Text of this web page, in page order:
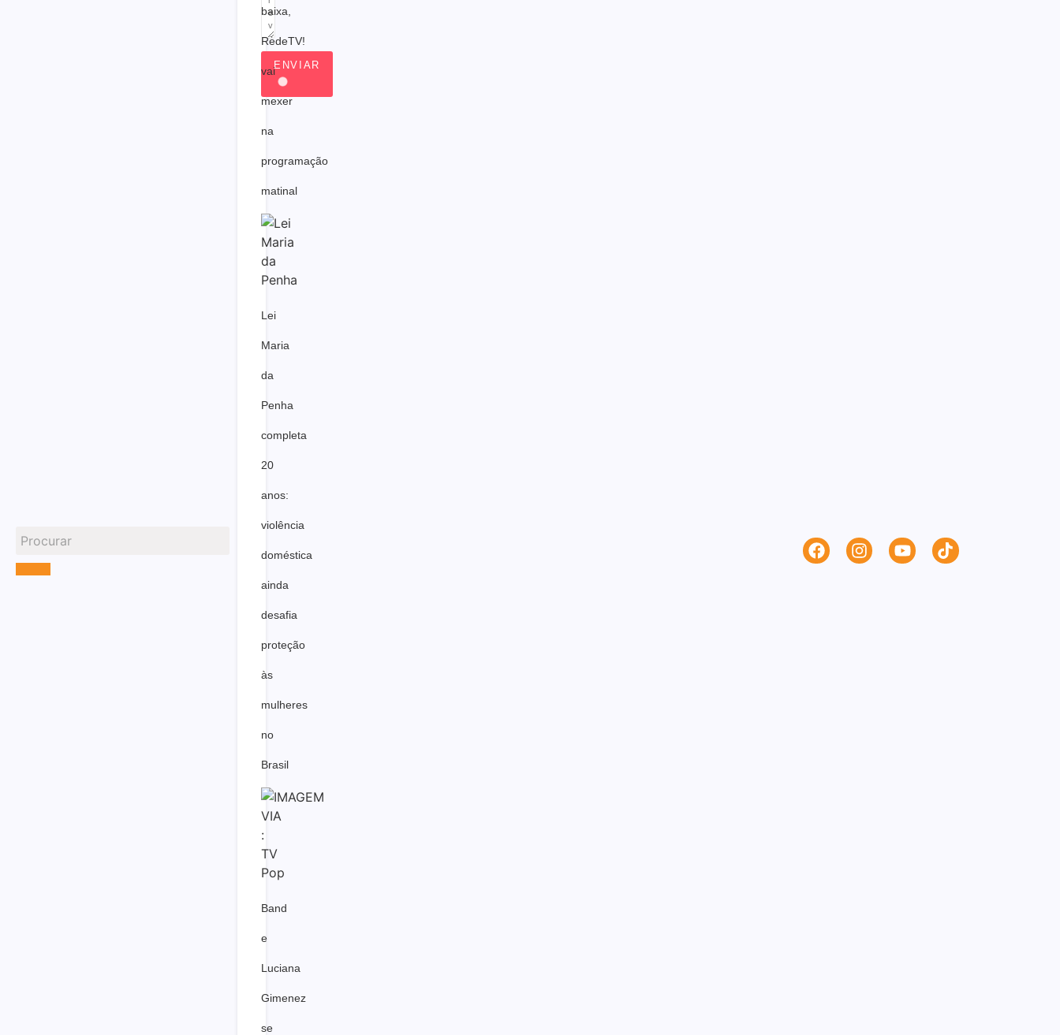
ENVIAR
baixa,
RedeTV!
vai
mexer
na
programação
matinal
Lei
Maria
da
Penha
completa
20
anos:
violência
doméstica
ainda
desafia
proteção
às
mulheres
no
Brasil
Band
e
Luciana
Gimenez
se